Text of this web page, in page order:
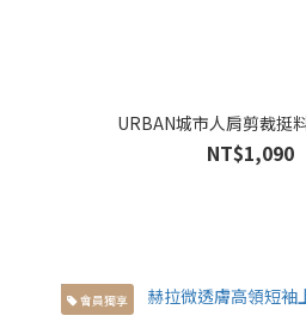
URBAN城市人肩剪裁挺
NT$1,090
會員獨享